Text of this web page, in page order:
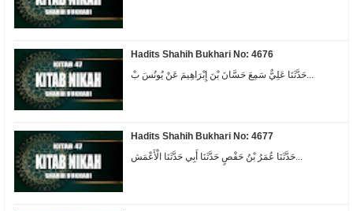
Hadits Shahih Bukhari No: 4676
حَدَّثَنَا عَلِيٌّ سَمِعَ حَسَّانَ بْنَ إِبْرَاهِيمَ عَنْ يُونُسَ بْ...
Hadits Shahih Bukhari No: 4677